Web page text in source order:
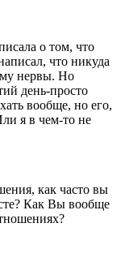
о том, что
что никуда
нервы. Но
день-просто
вообще, но его,
я в чем-то не
как часто вы
Как Вы вообще